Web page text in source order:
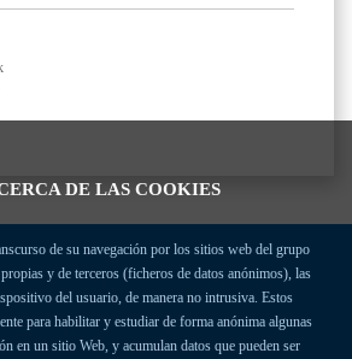
DE LAS COOKIES
de su navegación por los sitios web del grupo
y de terceros (ficheros de datos anónimos), las
del usuario, de manera no intrusiva. Estos
para habilitar y estudiar de forma anónima algunas
en un sitio Web, y acumulan datos que pueden ser